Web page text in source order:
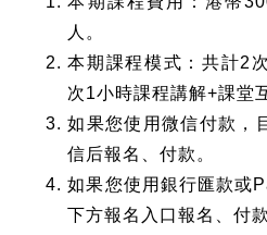
人。
本期課程模式：共計2
次1小時課程講解+課堂
如果您使用微信付款，
信后報名、付款。
如果您使用銀行匯款或
下方報名入口報名、付款